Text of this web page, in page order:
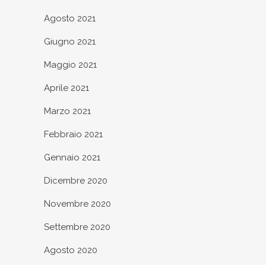
Agosto 2021
Giugno 2021
Maggio 2021
Aprile 2021
Marzo 2021
Febbraio 2021
Gennaio 2021
Dicembre 2020
Novembre 2020
Settembre 2020
Agosto 2020